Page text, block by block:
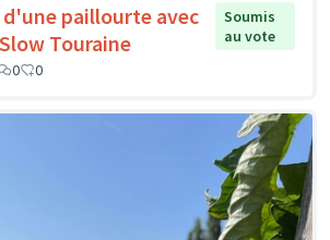
paillourte avec
Touraine
Soumis
au vote
0 0